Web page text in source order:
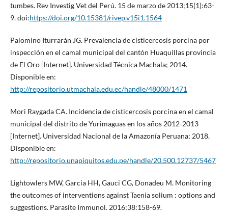
tumbes. Rev Investig Vet del Perú. 15 de marzo de 2013;15(1):63-
9. doi:https://doi.org/10.15381/rivep.v15i1.1564
Palomino Iturrarán JG. Prevalencia de cisticercosis porcina por
inspección en el camal municipal del cantón Huaquillas provincia
de El Oro [Internet]. Universidad Técnica Machala; 2014.
Disponible en:
http://repositorio.utmachala.edu.ec/handle/48000/1471
Mori Raygada CA. Incidencia de cisticercosis porcina en el camal
municipal del distrito de Yurimaguas en los años 2012-2013
[Internet]. Universidad Nacional de la Amazonía Peruana; 2018.
Disponible en:
http://repositorio.unapiquitos.edu.pe/handle/20.500.12737/5467
Lightowlers MW, Garcia HH, Gauci CG, Donadeu M. Monitoring
the outcomes of interventions against Taenia solium : options and
suggestions. Parasite Immunol. 2016;38:158-69.